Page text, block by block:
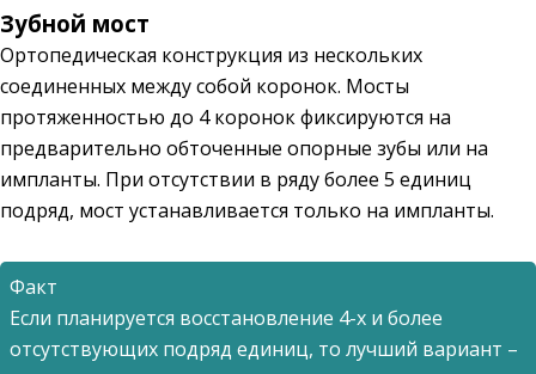
Зубной мост
Ортопедическая конструкция из нескольких
соединенных между собой коронок. Мосты
протяженностью до 4 коронок фиксируются на
предварительно обточенные опорные зубы или на
импланты. При отсутствии в ряду более 5 единиц
подряд, мост устанавливается только на импланты.
Факт
Если планируется восстановление 4-х и более
отсутствующих подряд единиц, то лучший вариант –